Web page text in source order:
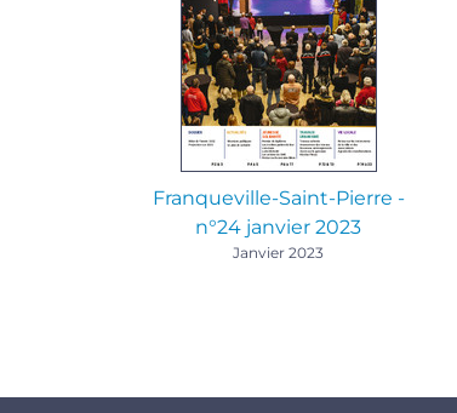
Franqueville-Saint-Pierre -
n°24 janvier 2023
Janvier 2023